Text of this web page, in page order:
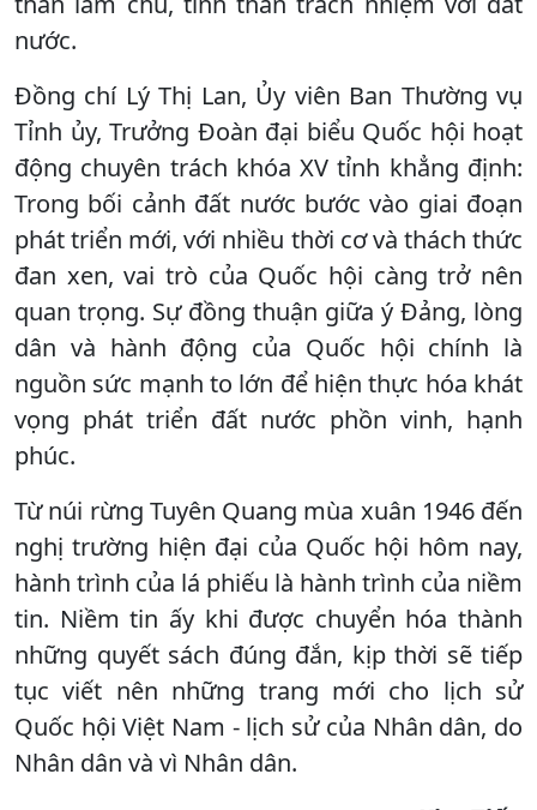
nước.
Đồng chí Lý Thị Lan, Ủy viên Ban Thường vụ
Tỉnh ủy, Trưởng Đoàn đại biểu Quốc hội hoạt
động chuyên trách khóa XV tỉnh khẳng định:
Trong bối cảnh đất nước bước vào giai đoạn
phát triển mới, với nhiều thời cơ và thách thức
đan xen, vai trò của Quốc hội càng trở nên
quan trọng. Sự đồng thuận giữa ý Đảng, lòng
dân và hành động của Quốc hội chính là
nguồn sức mạnh to lớn để hiện thực hóa khát
vọng phát triển đất nước phồn vinh, hạnh
phúc.
Từ núi rừng Tuyên Quang mùa xuân 1946 đến
nghị trường hiện đại của Quốc hội hôm nay,
hành trình của lá phiếu là hành trình của niềm
tin. Niềm tin ấy khi được chuyển hóa thành
những quyết sách đúng đắn, kịp thời sẽ tiếp
tục viết nên những trang mới cho lịch sử
Quốc hội Việt Nam - lịch sử của Nhân dân, do
Nhân dân và vì Nhân dân.